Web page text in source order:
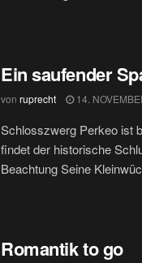
Ein saufender
von ruprecht 14.
Schlosszwerg Perkeo ist
findet der historische
Beachtung Seine
Romantik to go